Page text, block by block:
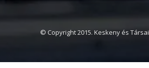
© Copyright 2015. Keskeny és Társai